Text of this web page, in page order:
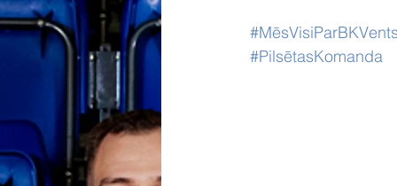
#PilsētasKomanda